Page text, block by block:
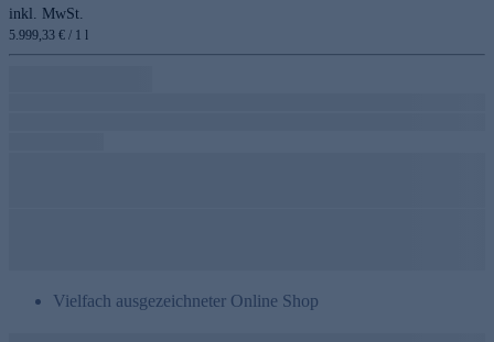
inkl. MwSt.
5.999,33 € / 1 l
Vielfach ausgezeichneter Online Shop